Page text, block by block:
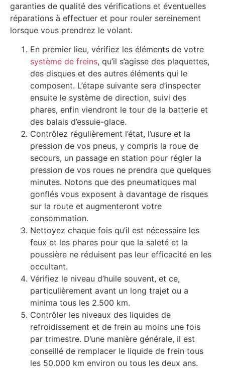
garanties de qualité des vérifications et éventuelles
réparations à effectuer et pour rouler sereinement
lorsque vous prendrez le volant.
En premier lieu, vérifiez les éléments de votre
système de freins, qu’il s’agisse des plaquettes,
des disques et des autres éléments qui le
composent. L’étape suivante sera d’inspecter
ensuite le système de direction, suivi des
phares, enfin viendront le tour de la batterie et
des balais d’essuie-glace.
Contrôlez régulièrement l’état, l’usure et la
pression de vos pneus, y compris la roue de
secours, un passage en station pour régler la
pression de vos roues ne prendra que quelques
minutes. Notons que des pneumatiques mal
gonflés vous exposent à davantage de risques
sur la route et augmenteront votre
consommation.
Nettoyez chaque fois qu’il est nécessaire les
feux et les phares pour que la saleté et la
poussière ne réduisent pas leur efficacité en les
occultant.
Vérifiez le niveau d’huile souvent, et ce,
particulièrement avant un long trajet ou a
minima tous les 2.500 km.
Contrôler les niveaux des liquides de
refroidissement et de frein au moins une fois
par trimestre. D’une manière générale, il est
conseillé de remplacer le liquide de frein tous
les 50.000 km environ ou tous les deux ans.